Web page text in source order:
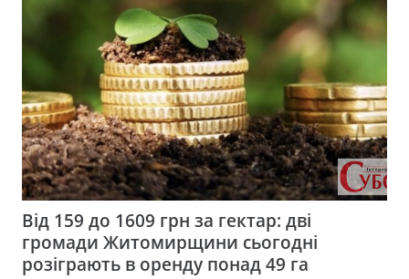
Від 159 до 1609 грн за гектар: дві
громади Житомирщини сьогодні
розіграють в оренду понад 49 га